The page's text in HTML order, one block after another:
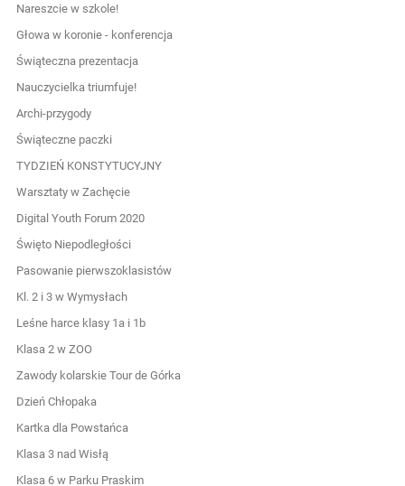
Nareszcie w szkole!
Głowa w koronie - konferencja
Świąteczna prezentacja
Nauczycielka triumfuje!
Archi-przygody
Świąteczne paczki
TYDZIEŃ KONSTYTUCYJNY
Warsztaty w Zachęcie
Digital Youth Forum 2020
Święto Niepodległości
Pasowanie pierwszoklasistów
Kl. 2 i 3 w Wymysłach
Leśne harce klasy 1a i 1b
Klasa 2 w ZOO
Zawody kolarskie Tour de Górka
Dzień Chłopaka
Kartka dla Powstańca
Klasa 3 nad Wisłą
Klasa 6 w Parku Praskim